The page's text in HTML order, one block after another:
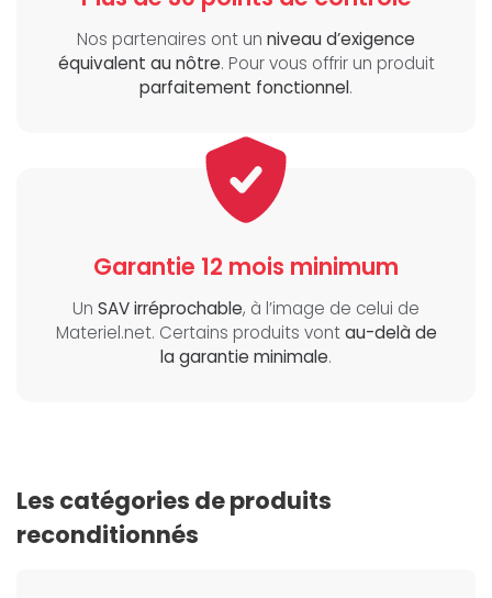
Nos partenaires ont un niveau d’exigence
équivalent au nôtre. Pour vous offrir un produit
parfaitement fonctionnel.
Garantie 12 mois minimum
Un SAV irréprochable, à l’image de celui de
Materiel.net. Certains produits vontau-delà de
la garantie minimale.
Les catégories de produits
reconditionnés